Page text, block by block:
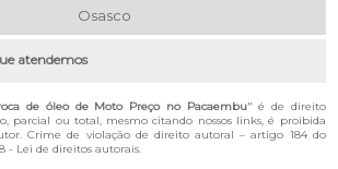
Osasco
atendemos
de óleo de Moto Preço no Pacaembu" é de direito
parcial ou total, mesmo citando nossos links, é proibida
Crime de violação de direito autoral – artigo 184 do
- Lei de direitos autorais.